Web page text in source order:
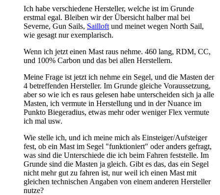
Ich habe verschiedene Hersteller, welche ist im Grunde
erstmal egal. Bleiben wir der Übersicht halber mal bei
Severne, Gun Sails, Sailloft und meinet wegen North Sail,
wie gesagt nur exemplarisch.
Wenn ich jetzt einen Mast raus nehme. 460 lang, RDM, CC,
und 100% Carbon und das bei allen Herstellern.
Meine Frage ist jetzt ich nehme ein Segel, und die Masten der
4 betreffenden Hersteller. Im Grunde gleiche Voraussetzung,
aber so wie ich es raus gelesen habe unterscheiden sich ja alle
Masten, ich vermute in Herstellung und in der Nuance im
Punkto Biegeradius, etwas mehr oder weniger Flex vermute
ich mal usw.
Wie stelle ich, und ich meine mich als Einsteiger/Aufsteiger
fest, ob ein Mast im Segel "funktioniert" oder anders gefragt,
was sind die Unterschiede die ich beim Fahren feststelle. Im
Grunde sind die Masten ja gleich. Gibt es das, das ein Segel
nicht mehr gut zu fahren ist, nur weil ich einen Mast mit
gleichen technischen Angaben von einem anderen Hersteller
nutze?